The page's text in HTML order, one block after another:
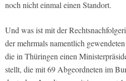
noch nicht einmal einen Standort.
Und was ist mit der
der mehrmals namentlich
die in Thüringen einen
stellt, die mit 69 Abgeordneten im